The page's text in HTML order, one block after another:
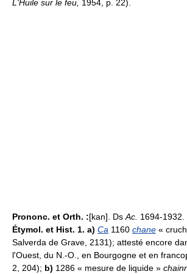
L'Huile sur le feu, 1954, p. 22).
Prononc. et Orth. :[kan]. DsAc. 1694-1932.
Étymol. et Hist. 1. a) Ca 1160 chane «
Salverda de Grave, 2131); attesté encore
l'Ouest, du N.-O., en Bourgogne et en
2, 204); b) 1286 « mesure de liquide »